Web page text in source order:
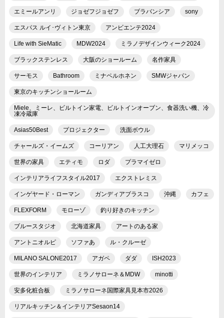
エミールアンリ ジョゼフジョゼフ ブラバンシア sony
エスパス ルイ･ヴィトン東京 アンビエンテ2024
Life with SieMatic MDW2024 ミラノデザインウィーク2024
ブラックステンレス 大阪のショールーム 名作家具
サーモス Bathroom ミナペルホネン SMWジャパン
東京のキッチンショールーム
Miele、ミーレ、ビルトイン家電、ビルトインオーブン、食器洗い機、冷
凍冷蔵庫
Asias50Best プロジェクター 洗面ボウル
チャールズ・イームズ コーリアン 人工大理石 マリメッコ
世界の家具 エティモ ロダ プラマイゼロ
インテリアライフスタイル2017 エクストレミス
インゲヤード・ローマン ガンディアブラスコ 沖縄 カフェ
FLEXFORM モローゾ 釣り好きのキッチン
ブルースタジオ 北海道家具 アートのある家
アントニオルピ ソファあ ル・クルーゼ
MILANO SALONE2017 アガペ ダダ ISH2023
世界のインテリア ミラノサローネ＆MDW minotti
安多化粧合板 ミラノサローネ国際家具見本市2026
リアルキッチン＆インテリアSesaon14